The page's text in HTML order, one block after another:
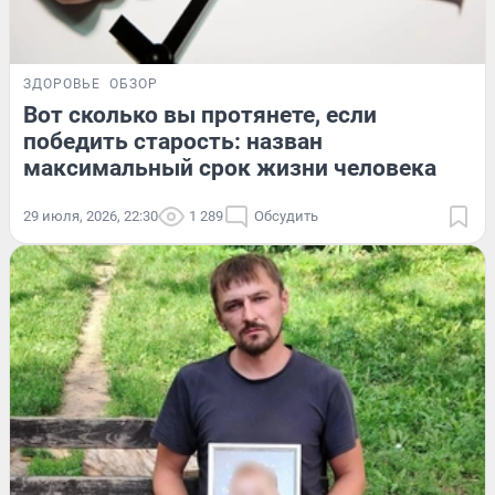
ЗДОРОВЬЕ ОБЗОР
Вот сколько вы протянете, если
победить старость: назван
максимальный срок жизни человека
29 июля, 2026, 22:30 1 289 Обсудить